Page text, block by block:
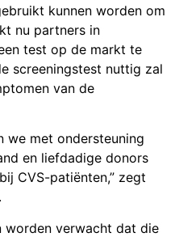
kunnen worden om
nu partners in
test op de markt te
screeningstest nuttig zal
van de
we met ondersteuning
en liefdadige donors
CVS-patiënten,” zegt
worden verwacht dat die